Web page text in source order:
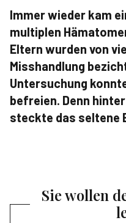
Immer wieder kam
multiplen
Eltern wurden von
Misshandlung
Untersuchung
befreien. Denn
steckte das seltene
Sie wollen